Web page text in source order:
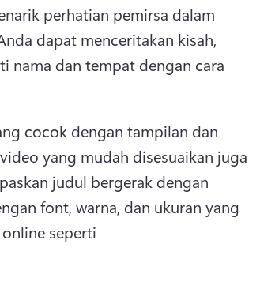
perhatian pemirsa dalam
dapat menceritakan kisah,
nama dan tempat dengan cara
cocok dengan tampilan dan
yang mudah disesuaikan juga
judul bergerak dengan
font, warna, dan ukuran yang
seperti